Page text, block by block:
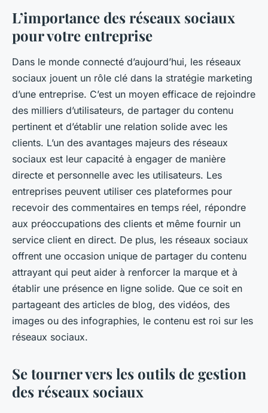
L’importance des réseaux sociaux
pour votre entreprise
Dans le monde connecté d’aujourd’hui, les réseaux
sociaux jouent un rôle clé dans la stratégie marketing
d’une entreprise. C’est un moyen efficace de rejoindre
des milliers d’utilisateurs, de partager du contenu
pertinent et d’établir une relation solide avec les
clients. L’un des avantages majeurs des réseaux
sociaux est leur capacité à engager de manière
directe et personnelle avec les utilisateurs. Les
entreprises peuvent utiliser ces plateformes pour
recevoir des commentaires en temps réel, répondre
aux préoccupations des clients et même fournir un
service client en direct. De plus, les réseaux sociaux
offrent une occasion unique de partager du contenu
attrayant qui peut aider à renforcer la marque et à
établir une présence en ligne solide. Que ce soit en
partageant des articles de blog, des vidéos, des
images ou des infographies, le contenu est roi sur les
réseaux sociaux.
Se tourner vers les outils de gestion
des réseaux sociaux